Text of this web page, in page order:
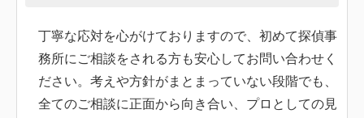
丁寧な応対を心がけておりますので、初めて探偵事
務所にご相談をされる方も安心してお問い合わせく
ださい。考えや方針がまとまっていない段階でも、
全てのご相談に正面から向き合い、プロとしての見